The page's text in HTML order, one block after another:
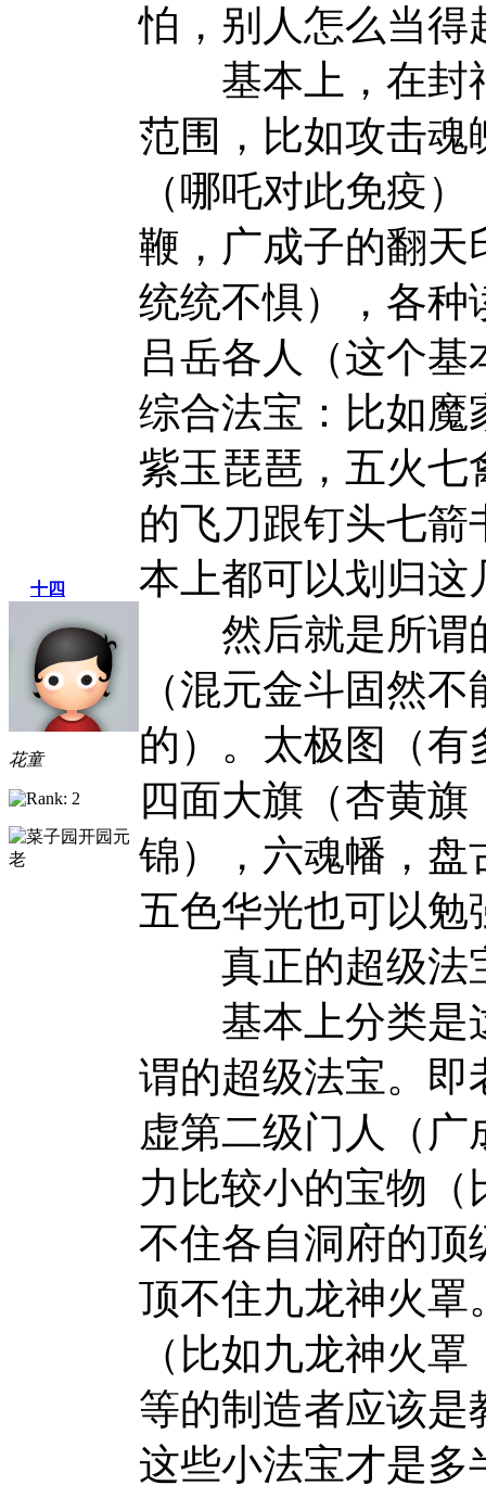
十四
花童
怕，别人怎么当
基本上，在封
范围，比如攻击魂
（哪吒对此免疫
鞭，广成子的翻
统统不惧），各种
吕岳各人（这个
综合法宝：比如魔
紫玉琵琶，五火七
的飞刀跟钉头七
本上都可以划归
然后就是所谓
（混元金斗固然
的）。太极图（
四面大旗（杏黄
锦），六魂幡，盘
五色华光也可以
真正的超级法
基本上分类是
谓的超级法宝。即
虚第二级门人（
力比较小的宝物
不住各自洞府的顶
顶不住九龙神火罩
（比如九龙神火
等的制造者应该是
这些小法宝才是多